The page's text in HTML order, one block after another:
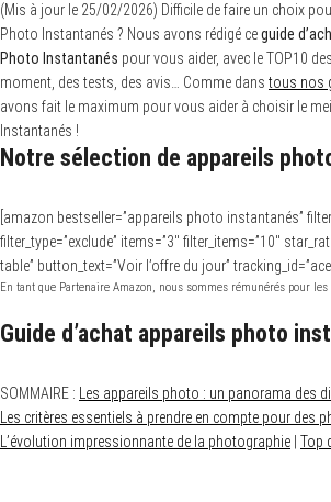
(Mis à jour le 25/02/2026) Difficile de faire un choix
Photo Instantanés ? Nous avons rédigé ceguide
Photo Instantanés pour vous aider, avec le TOP10
moment, des tests, des avis… Comme dans tous nos
avons fait le maximum pour vous aider à choisir le
Instantanés !
Notre sélection de appareils
[amazon bestseller=”appareils photo instantanés”
filter_type=”exclude” items=”3″ filter_items=”10″
table” button_text=”Voir l’offre du jour”
En tant que Partenaire Amazon, nous sommes rémunérés pour
Guide d’achat appareils photo
SOMMAIRE : Les appareils photo : un panorama des
Les critères essentiels à prendre en compte pour des
L’évolution impressionnante de la photographie Top